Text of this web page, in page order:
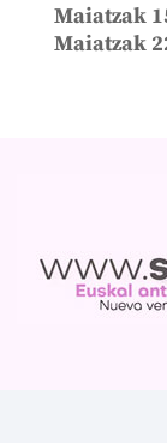
Maiatzak
Maiatzak